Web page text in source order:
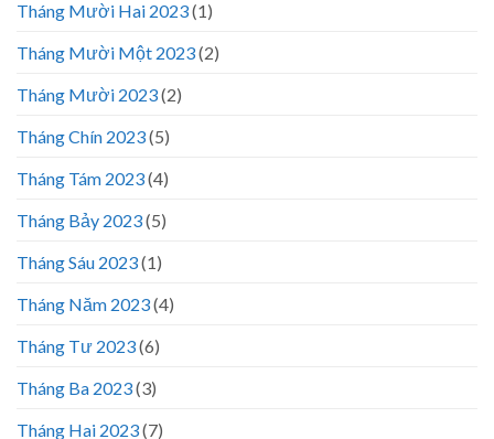
Tháng Mười Hai 2023(1)
Tháng Mười Một 2023(2)
Tháng Mười 2023(2)
Tháng Chín 2023(5)
Tháng Tám 2023(4)
Tháng Bảy 2023(5)
Tháng Sáu 2023(1)
Tháng Năm 2023(4)
Tháng Tư 2023(6)
Tháng Ba 2023(3)
Tháng Hai 2023(7)